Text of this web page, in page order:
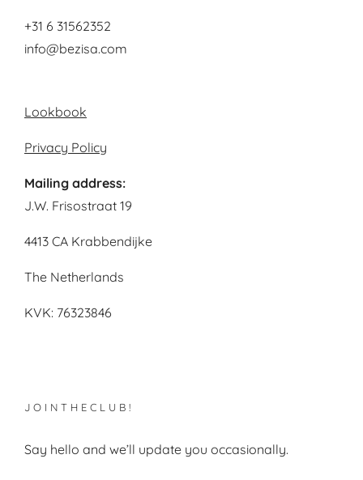
+31 6 31562352
info@bezisa.com
Lookbook
Privacy Policy
Mailing address:
J.W. Frisostraat 19
4413 CA Krabbendijke
The Netherlands
KVK: 76323846
J O I N T H E C L U B !
Say hello and we’ll update you occasionally.